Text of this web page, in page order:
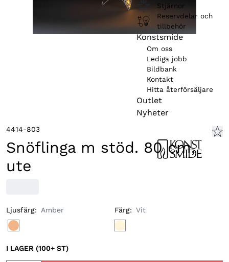
Stjärnor
Reservdelar och
tillbehör
Konstsmide
Om oss
Lediga jobb
Bildbank
Kontakt
Hitta återförsäljare
Outlet
Nyheter
4414-803
Snöflinga m stöd. 80 cm,
ute
Ljusfärg: Amber Färg: Vit
I LAGER (100+ ST)